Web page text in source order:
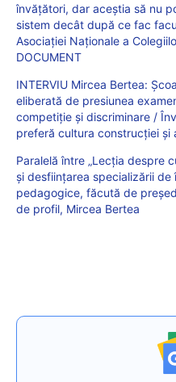
învățători, dar aceștia să nu
sistem decât după ce fac
Asociaţiei Naţionale a
DOCUMENT
INTERVIU Mircea Bertea:
eliberată de presiunea
competiție și discriminare /
preferă cultura construcției și
Paralelă între „Lecția despre
și desființarea specializării
pedagogice, făcută de
de profil, Mircea Bertea